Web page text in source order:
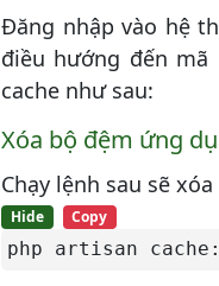
Đăng nhập vào hệ
điều hướng đến mã
cache như sau:
Xóa bộ đệm ứng
Chạy lệnh sau sẽ
Hide Copy
php artisan